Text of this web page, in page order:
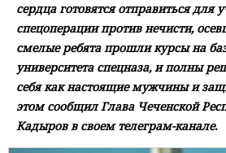
сердца готовятся отправиться для
спецоперации против нечисти,
смелые ребята прошли курсы на
университета спецназа, и полны
себя как настоящие мужчины и
этом сообщил Глава Чеченской
Кадыров в своем телеграм-канале.